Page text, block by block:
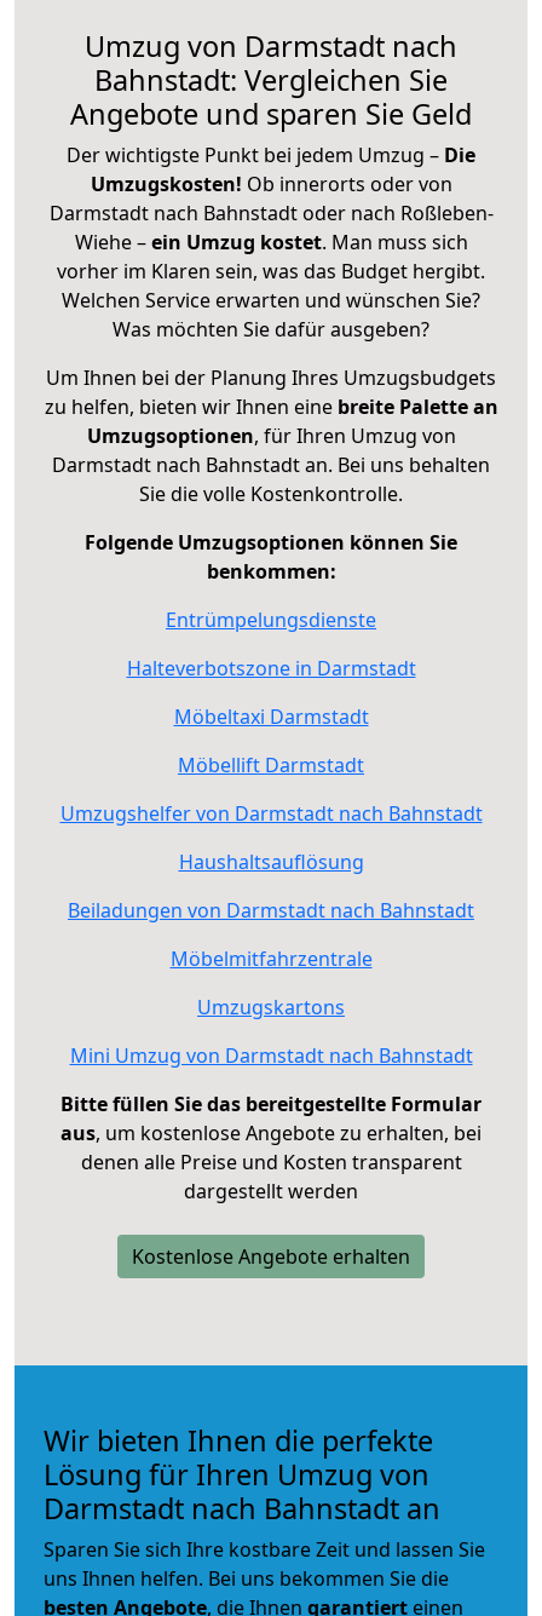
Umzug von Darmstadt nach
Bahnstadt: Vergleichen Sie
Angebote und sparen Sie Geld
Der wichtigste Punkt bei jedem Umzug – Die
Umzugskosten! Ob innerorts oder von
Darmstadt nach Bahnstadt oder nach Roßleben-
Wiehe –ein Umzug kostet. Man muss sich
vorher im Klaren sein, was das Budget hergibt.
Welchen Service erwarten und wünschen Sie?
Was möchten Sie dafür ausgeben?
Um Ihnen bei der Planung Ihres Umzugsbudgets
zu helfen, bieten wir Ihnen eine breite Palette an
Umzugsoptionen, für Ihren Umzug von
Darmstadt nach Bahnstadt an. Bei uns behalten
Sie die volle Kostenkontrolle.
Folgende Umzugsoptionen können Sie
benkommen:
Entrümpelungsdienste
Halteverbotszone in Darmstadt
Möbeltaxi Darmstadt
Möbellift Darmstadt
Umzugshelfer von Darmstadt nach Bahnstadt
Haushaltsauflösung
Beiladungen von Darmstadt nach Bahnstadt
Möbelmitfahrzentrale
Umzugskartons
Mini Umzug von Darmstadt nach Bahnstadt
Bitte füllen Sie das bereitgestellte Formular
aus, um kostenlose Angebote zu erhalten, bei
denen alle Preise und Kosten transparent
dargestellt werden
Kostenlose Angebote erhalten
Wir bieten Ihnen die perfekte
Lösung für Ihren Umzug von
Darmstadt nach Bahnstadt an
Sparen Sie sich Ihre kostbare Zeit und lassen Sie
uns Ihnen helfen. Bei uns bekommen Sie die
besten Angebote, die Ihnen garantiert einen